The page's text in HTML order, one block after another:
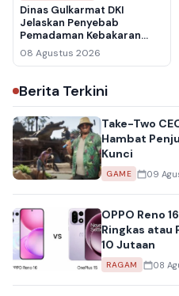
Dinas Gulkarmat DKI
Jelaskan Penyebab
Pemadaman Kebakaran
Gedung Bapenda
Berlangsung Hampir Lima
08 Agustus 2026
Berita Terkini
Take-Two
Hambat
Kunci
GAME 09
OPPO Reno
Ringkas atau
10 Jutaan
RAGAM 08